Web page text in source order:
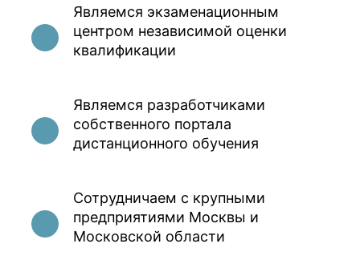
Являемся экзаменационным
центром независимой оценки
квалификации
Являемся разработчиками
собственного портала
дистанционного обучения
Сотрудничаем с крупными
предприятиями Москвы и
Московской области